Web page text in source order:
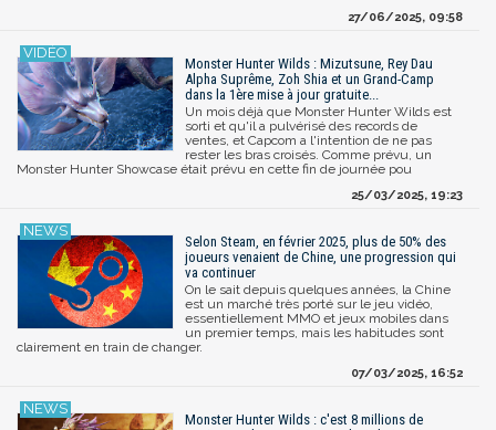
27/06/2025, 09:58
Monster Hunter Wilds : Mizutsune, Rey Dau
Alpha Suprême, Zoh Shia et un Grand-Camp
dans la 1ère mise à jour gratuite...
Un mois déjà que Monster Hunter Wilds est
sorti et qu'il a pulvérisé des records de
ventes, et Capcom a l'intention de ne pas
rester les bras croisés. Comme prévu, un
Monster Hunter Showcase était prévu en cette fin de journée pou
25/03/2025, 19:23
Selon Steam, en février 2025, plus de 50% des
joueurs venaient de Chine, une progression qui
va continuer
On le sait depuis quelques années, la Chine
est un marché très porté sur le jeu vidéo,
essentiellement MMO et jeux mobiles dans
un premier temps, mais les habitudes sont
clairement en train de changer.
07/03/2025, 16:52
Monster Hunter Wilds : c'est 8 millions de